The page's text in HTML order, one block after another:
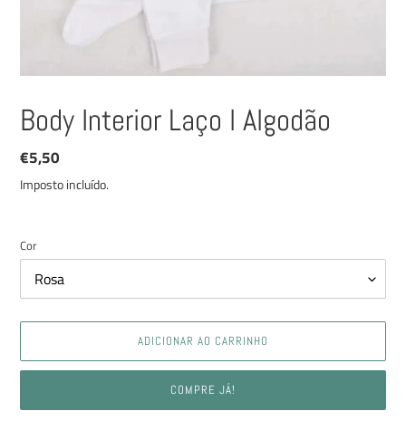
Body Interior Laço l Algodão
Preço
normal
€5,50
Imposto incluído.
Cor
ADICIONAR AO CARRINHO
COMPRE JÁ!